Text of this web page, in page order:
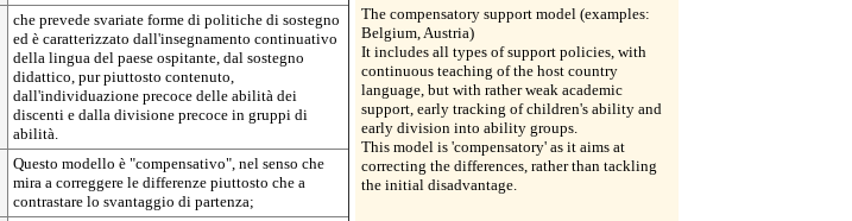
che prevede svariate forme di politiche di sostegno
ed è caratterizzato dall'insegnamento continuativo
della lingua del paese ospitante, dal sostegno
didattico, pur piuttosto contenuto,
dall'individuazione precoce delle abilità dei
discenti e dalla divisione precoce in gruppi di
abilità.
Questo modello è "compensativo", nel senso che
mira a correggere le differenze piuttosto che a
contrastare lo svantaggio di partenza;
The compensatory support model (examples:
Belgium, Austria)
It includes all types of support policies, with
continuous teaching of the host country
language, but with rather weak academic
support, early tracking of children's ability and
early division into ability groups.
This model is 'compensatory' as it aims at
correcting the differences, rather than tackling
the initial disadvantage.